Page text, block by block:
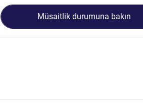
Müsaitlik durumuna bakın